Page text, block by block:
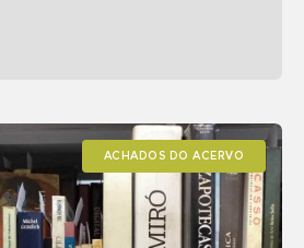
ACHADOS DO ACERVO